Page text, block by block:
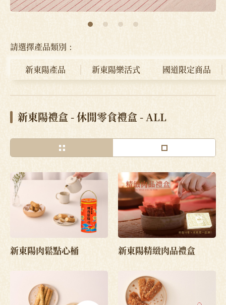
請選擇產品類別：
新東陽產品
新東陽樂活式 國道限定商品
新東陽禮盒 - 休閒零食禮盒 - ALL
新東陽肉鬆點心桶 新東陽精緻肉品禮盒